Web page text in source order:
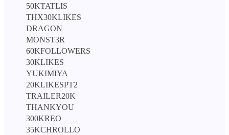
50KTATLIS
THX30KLIKES
DRAGON
MONST3R
60KFOLLOWERS
30KLIKES
YUKIMIYA
20KLIKESPT2
TRAILER20K
THANKYOU
300KREO
35KCHROLLO